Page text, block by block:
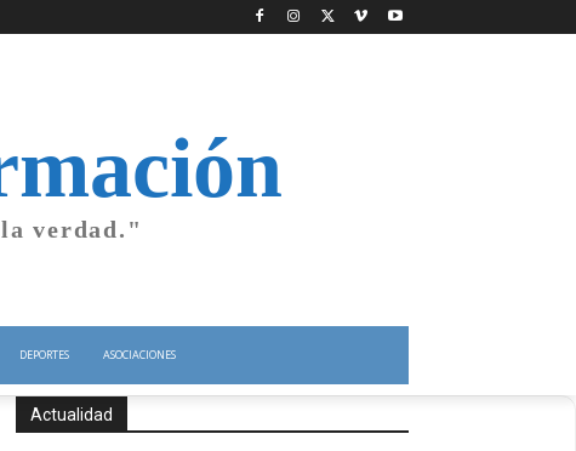
verdad."
DEPORTES ASOCIACIONES
Actualidad